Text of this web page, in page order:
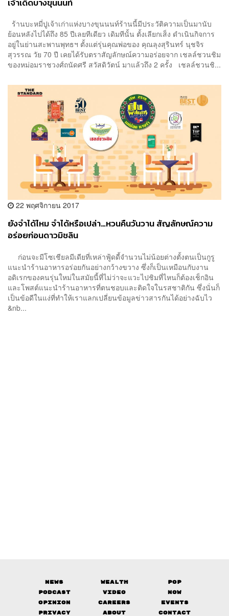
เจ้าเด็ดบางขุนนนท์
ร้านบะหมี่ปูเจ้าเก่าแห่งบางขุนนนท์ร้านนี้มีประวัติความเป็นมานับ
ย้อนหลังไปได้ถึง 85 ปีเลยทีเดียว เดิมทีนั้น ตั้งเลียกเส็ง ดำเนินกิจการ
อยู่ในย่านสะพานพุทธฯ​ ตั้งแต่รุ่นคุณพ่อของ คุณลุงสุรินทร์ นุชจิร
สุวรรณ วัย 70 ปี เคยได้รับตราสัญลักษณ์ความอร่อยจาก เชลล์ชวนชิม
ของหม่อมราชวงศ์ถนัดศรี สวัสดิวัตน์ มาแล้วถึง 2 ครั้ง เชลล์ชวนชิ...
22 พฤศจิกายน 2017
ยังจำได้ไหม จำได้หรือเปล่า…หวนคืนวันวาน สัญลักษณ์ความ
อร่อยก่อนดาวมิชลิน
ก่อนจะมีโซเชียลมีเดียที่เหล่าฟู้ดดี้จำนวนไม่น้อยต่างตั้งตนเป็นกูรู
แนะนำร้านอาหารอร่อยกันอย่างกว้างขวาง ซึ่งก็เป็นเหมือนกับงาน
อดิเรกของคนรุ่นใหม่ในสมัยนี้ที่ไม่ว่าจะแวะไปชิมที่ไหนก็ต้องเช็กอิน
และโพสต์แนะนำร้านอาหารที่ตนชอบและติดใจในรสชาติกัน ซึ่งนั่นก็
เป็นข้อดีในแง่ที่ทำให้เราแลกเปลี่ยนข้อมูลข่าวสารกันได้อย่างฉับไว
&nb...
News Wealth
Pop
Podcast
Video
Now
Opinion
Careers
Events
Privacy
About Contact